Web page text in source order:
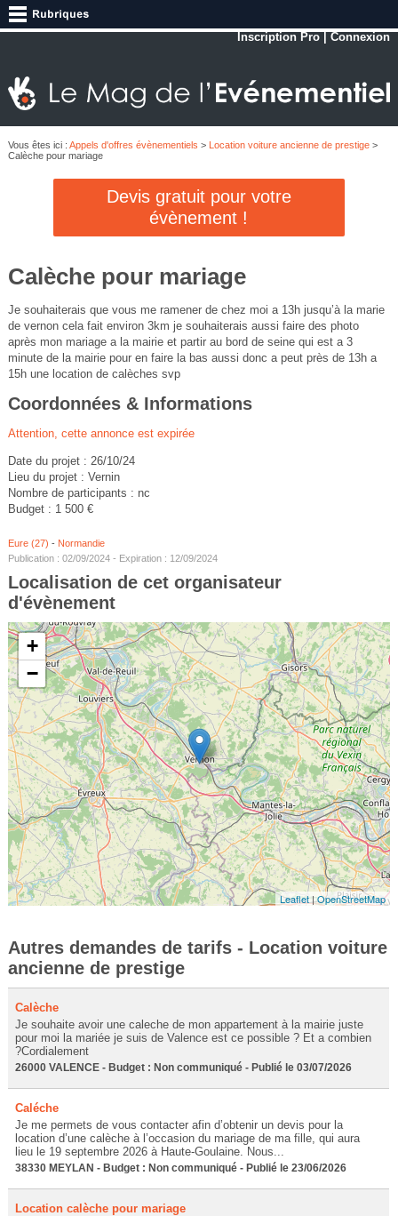
Inscription Pro |Connexion
Vous êtes ici : Appels d'offres évènementiels > Location voiture ancienne de prestige>
Calèche pour mariage
Devis gratuit pour votre
évènement !
Calèche pour mariage
Je souhaiterais que vous me ramener de chez moi a 13h jusqu’à la marie
de vernon cela fait environ 3km je souhaiterais aussi faire des photo
après mon mariage a la mairie et partir au bord de seine qui est a 3
minute de la mairie pour en faire la bas aussi donc a peut près de 13h a
15h une location de calèches svp
Coordonnées & Informations
Attention, cette annonce est expirée
Date du projet : 26/10/24
Lieu du projet : Vernin
Nombre de participants : nc
Budget : 1 500 €
Eure (27) - Normandie
Publication : 02/09/2024 - Expiration : 12/09/2024
Localisation de cet organisateur
d'évènement
+
−
Leaflet|OpenStreetMap
Autres demandes de tarifs - Location voiture
ancienne de prestige
Calèche
Je souhaite avoir une caleche de mon appartement à la mairie juste
pour moi la mariée je suis de Valence est ce possible ? Et a combien
?Cordialement
26000 VALENCE - Budget : Non communiqué - Publié le 03/07/2026
Caléche
Je me permets de vous contacter afin d’obtenir un devis pour la
location d’une calèche à l’occasion du mariage de ma fille, qui aura
lieu le 19 septembre 2026 à Haute-Goulaine. Nous...
38330 MEYLAN - Budget : Non communiqué - Publié le 23/06/2026
Location calèche pour mariage